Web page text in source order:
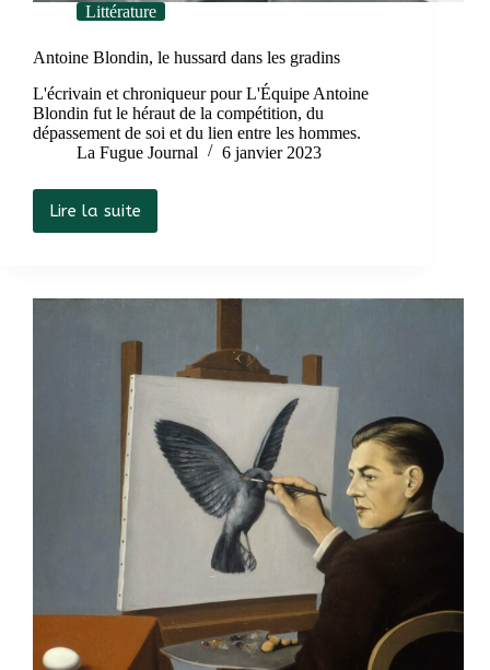
Littérature
Antoine Blondin, le hussard dans les gradins
L'écrivain et chroniqueur pour L'Équipe Antoine
Blondin fut le héraut de la compétition, du
dépassement de soi et du lien entre les hommes.
La Fugue Journal
6 janvier 2023
Lire la suite
Antoine
Blondin,
dans
gradins